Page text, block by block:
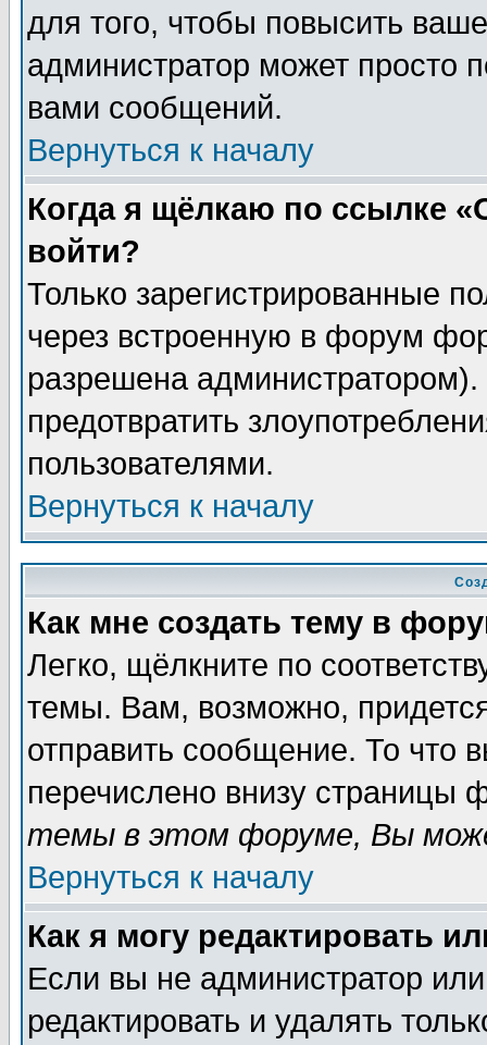
для того, чтобы повысить
администратор может просто
вами сообщений.
Вернуться к началу
Когда я щёлкаю по ссылке
войти?
Только зарегистрированные
через встроенную в форум
разрешена
предотвратить
пользователями.
Вернуться к началу
Как мне создать тему в
Легко, щёлкните по
темы. Вам, возможно,
отправить сообщение. То что
перечислено внизу страницы
темы в этом форуме, Вы
Вернуться к началу
Как я могу редактировать
Если вы не администратор
редактировать и удалять